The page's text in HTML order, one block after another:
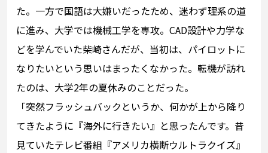
た。一方で国語は大嫌いだったため、迷わず理系の道
に進み、大学では機械工学を専攻。CAD設計や力学な
どを学んでいた柴崎さんだが、当初は、パイロットに
なりたいという思いはまったくなかった。転機が訪れ
たのは、大学2年の夏休みのことだった。
「突然フラッシュバックというか、何かが上から降り
てきたように『海外に行きたい』と思ったんです。昔
見ていたテレビ番組『アメリカ横断ウルトラクイズ』